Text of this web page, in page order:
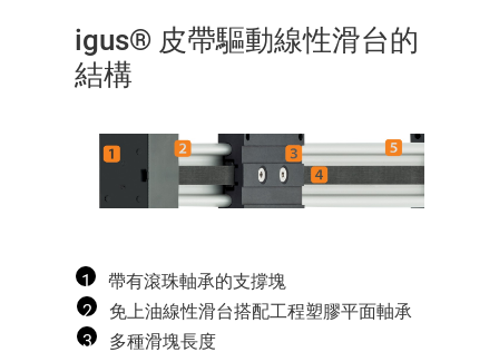
igus® 皮帶驅動線性滑台的
結構
1
帶有滾珠軸承的支撐塊
2
免上油線性滑台搭配工程塑膠平面軸承
3
多種滑塊長度